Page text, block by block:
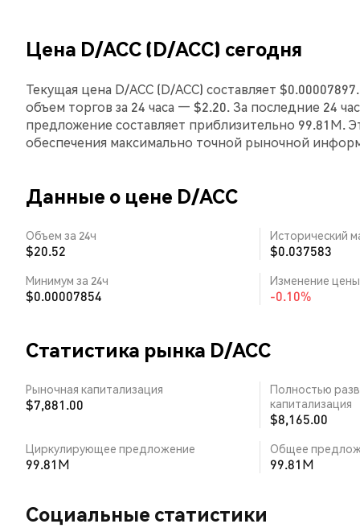
Цена D/ACC (D/ACC) сегодня
Текущая цена D/ACC (D/ACC) составляет
объем торгов за 24 часа — $2.20. За последние 24
предложение составляет приблизительно
обеспечения максимально точной рыночной
Данные о цене D/ACC
Объем за 24ч
$20.52
Исторический
$0.037583
Минимум за 24ч
$0.00007854
Изменение цены
-0.10%
Статистика рынка D/ACC
Рыночная капитализация
$7,881.00
Полностью
капитализация
$8,165.00
Циркулирующее предложение
99.81M
Общее
99.81M
Социальные статистики